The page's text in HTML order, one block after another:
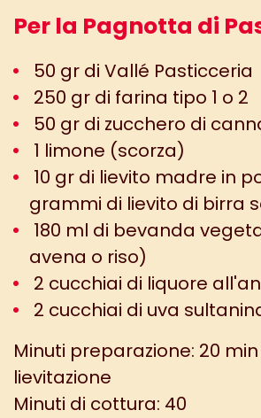
Per la Pagnotta di
50 gr di Vallé Pasticceria
250 gr di farina tipo 1 o 2
50 gr di zucchero di
1 limone (scorza)
10 gr di lievito madre in
grammi di lievito di birra
180 ml di bevanda
avena o riso)
2 cucchiai di liquore
2 cucchiai di uva
Minuti preparazione: 20
lievitazione
Minuti di cottura: 40